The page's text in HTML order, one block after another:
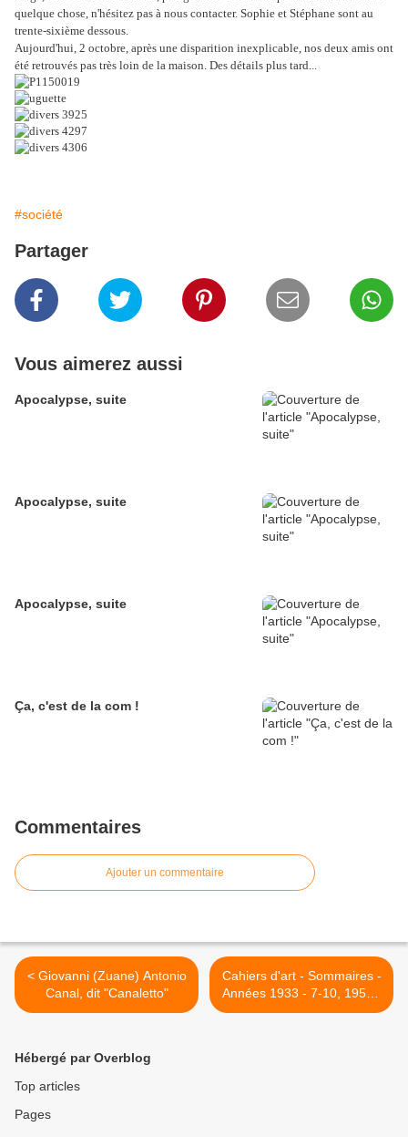
quelque chose, n'hésitez pas à nous contacter. Sophie et Stéphane sont au
trente-sixième dessous.
Aujourd'hui, 2 octobre, après une disparition inexplicable, nos deux amis ont
été retrouvés pas très loin de la maison. Des détails plus tard...
#société
Partager
Vous aimerez aussi
Apocalypse, suite
Apocalypse, suite
Apocalypse, suite
Ça, c'est de la com !
Commentaires
Ajouter un commentaire
< Giovanni (Zuane) Antonio
Canal, dit "Canaletto"
Cahiers d'art - Sommaires -
Années 1933 - 7-10, 1952 -
2 et 1960 >
Hébergé par Overblog
Top articles
Pages